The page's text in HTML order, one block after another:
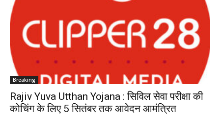
Breaking
Rajiv Yuva Utthan Yojana : सिविल सेवा परीक्षा की
कोचिंग के लिए 5 सितंबर तक आवेदन आमंत्रित